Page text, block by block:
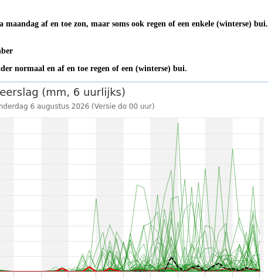
af en toe zon, maar soms ook regen of een enkele (winterse) bui.
normaal en af en toe regen of een (winterse) bui.